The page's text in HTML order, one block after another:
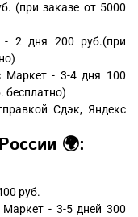
(при заказе от 5000
2 дня 200 руб.(при
Маркет - 3-4 дня 100
бесплатно)
Сдэк, Яндекс
🌍:
руб.
- 3-5 дней 300